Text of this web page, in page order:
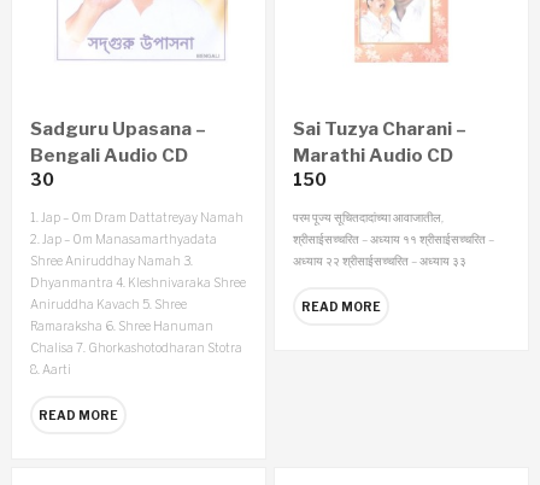
Sadguru Upasana –
Bengali Audio CD
30
1. Jap – Om Dram Dattatreyay Namah
2. Jap – Om Manasamarthyadata
Shree Aniruddhay Namah 3.
Dhyanmantra 4. Kleshnivaraka Shree
Aniruddha Kavach 5. Shree
Ramaraksha 6. Shree Hanuman
Chalisa 7. Ghorkashotodharan Stotra
8. Aarti
READ MORE
Sai Tuzya Charani –
Marathi Audio CD
150
परम पूज्य सूचितदादांच्या आवाजातील,
श्रीसाईसच्चरित – अध्याय ११ श्रीसाईसच्चरित –
अध्याय २२ श्रीसाईसच्चरित – अध्याय ३३
READ MORE